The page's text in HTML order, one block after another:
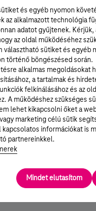
és egyéb nyomon
az alkalmazott technológia
adatot gyűjtenek. Kérjük,
az oldal működéséhez
választható sütiket és egyéb
történő böngészésed során.
alkalmas megoldásokat
a tartalmak és
felkínálásához és az
A működéshez szükséges
lehet kikapcsolni őket a
marketing célú sütik
információkat is
partnereinkkel.
Mindet elutasítom